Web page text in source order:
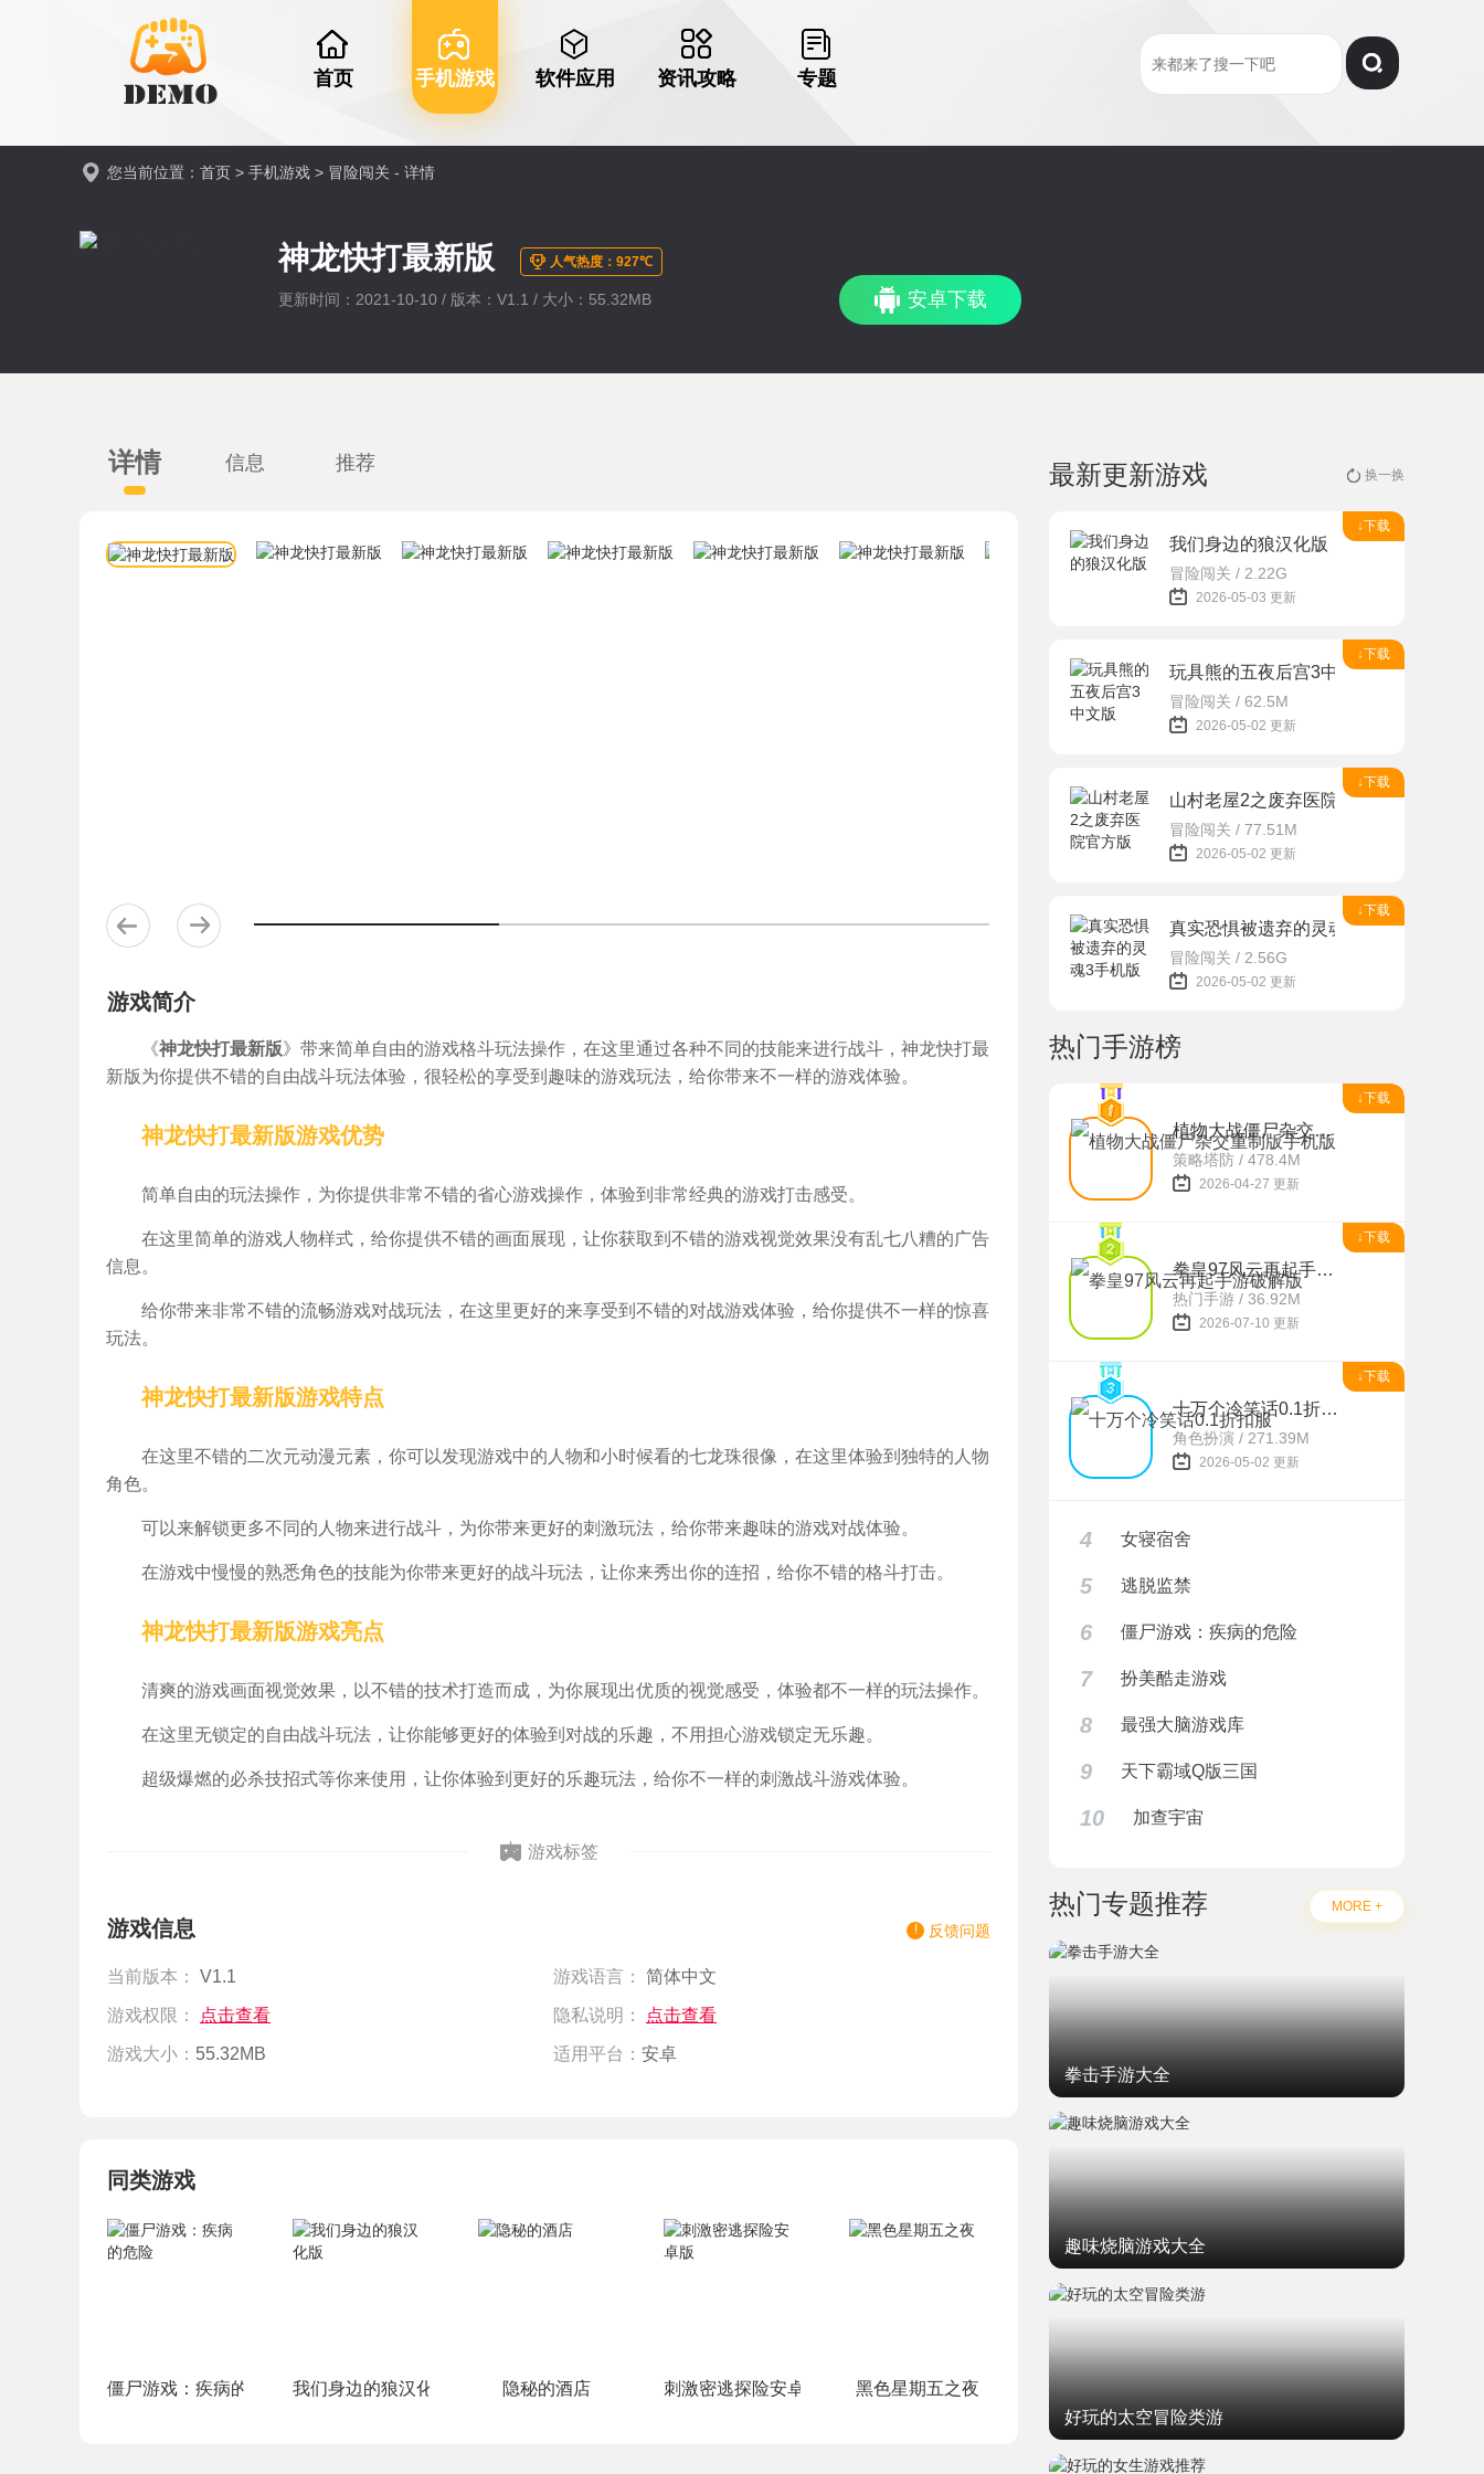
首页 手机游戏 软件应用 资讯攻略 专题
您当前位置： 首页 > 手机游戏 > 冒险闯关 - 详情
神龙快打最新版 人气热度：927℃
更新时间：2021-10-10 / 版本：V1.1 / 大小：55.32MB 安卓下载
详情 信息 推荐
游戏简介
《神龙快打最新版》带来简单自由的游戏格斗玩法操作，在这里通过各种不同的技能来进行战斗，神龙快打最
新版为你提供不错的自由战斗玩法体验，很轻松的享受到趣味的游戏玩法，给你带来不一样的游戏体验。
神龙快打最新版游戏优势
简单自由的玩法操作，为你提供非常不错的省心游戏操作，体验到非常经典的游戏打击感受。
在这里简单的游戏人物样式，给你提供不错的画面展现，让你获取到不错的游戏视觉效果没有乱七八糟的广告
信息。
给你带来非常不错的流畅游戏对战玩法，在这里更好的来享受到不错的对战游戏体验，给你提供不一样的惊喜
玩法。
神龙快打最新版游戏特点
在这里不错的二次元动漫元素，你可以发现游戏中的人物和小时候看的七龙珠很像，在这里体验到独特的人物
角色。
可以来解锁更多不同的人物来进行战斗，为你带来更好的刺激玩法，给你带来趣味的游戏对战体验。
在游戏中慢慢的熟悉角色的技能为你带来更好的战斗玩法，让你来秀出你的连招，给你不错的格斗打击。
神龙快打最新版游戏亮点
清爽的游戏画面视觉效果，以不错的技术打造而成，为你展现出优质的视觉感受，体验都不一样的玩法操作。
在这里无锁定的自由战斗玩法，让你能够更好的体验到对战的乐趣，不用担心游戏锁定无乐趣。
超级爆燃的必杀技招式等你来使用，让你体验到更好的乐趣玩法，给你不一样的刺激战斗游戏体验。
游戏标签
游戏信息 反馈问题
当前版本： V1.1 游戏语言： 简体中文
游戏权限： 点击查看 隐私说明： 点击查看
游戏大小： 55.32MB 适用平台： 安卓
同类游戏
僵尸游戏：疾病的危险 我们身边的狼汉化版 隐秘的酒店 刺激密逃探险安卓版 黑色星期五之夜
最新更新游戏 换一换
↓下载
我们身边的狼汉化版
冒险闯关 / 2.22G
2026-05-03 更新
↓下载
玩具熊的五夜后宫3中文版
冒险闯关 / 62.5M
2026-05-02 更新
↓下载
山村老屋2之废弃医院官方版
冒险闯关 / 77.51M
2026-05-02 更新
↓下载
真实恐惧被遗弃的灵魂3手机版
冒险闯关 / 2.56G
2026-05-02 更新
热门手游榜
↓下载
植物大战僵尸杂交重制版手机版
策略塔防 / 478.4M
2026-04-27 更新
↓下载
拳皇97风云再起手游破解版
热门手游 / 36.92M
2026-07-10 更新
↓下载
十万个冷笑话0.1折扣服
角色扮演 / 271.39M
2026-05-02 更新
4 女寝宿舍
5 逃脱监禁
6 僵尸游戏：疾病的危险
7 扮美酷走游戏
8 最强大脑游戏库
9 天下霸域Q版三国
10 加查宇宙
热门专题推荐 MORE +
拳击手游大全
趣味烧脑游戏大全
好玩的太空冒险类游